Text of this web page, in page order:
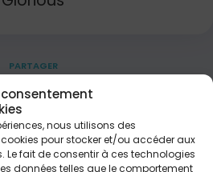
consentement
nous utilisons des
pour stocker et/ou accéder aux
fait de consentir à ces technologies
données telles que le comportement
PARTAGER
de ma vie Je dirai ton nom
nuits Je dirai ton nom
Pour les gens seuls Pour